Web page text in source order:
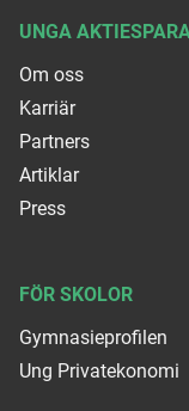
UNGA
Om oss
Karriär
Partners
Artiklar
Press
FÖR SKOLOR
Gymnasieprofilen
Ung Privatekonomi